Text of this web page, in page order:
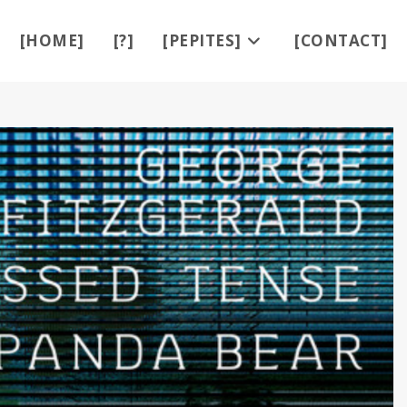
[HOME] [?] [PEPITES] [CONTACT]